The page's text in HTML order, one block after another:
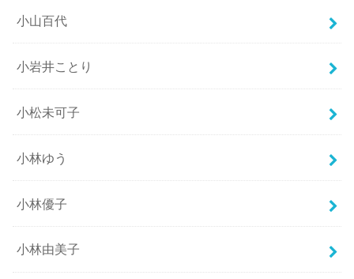
小山百代
小岩井ことり
小松未可子
小林ゆう
小林優子
小林由美子